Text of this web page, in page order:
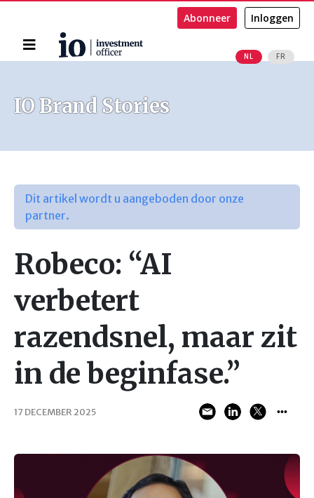
Home
NL FR
Abonneer Inloggen
IO Brand Stories
Dit artikel wordt u aangeboden door onze
partner.
Robeco: “AI
verbetert
razendsnel, maar zit
in de beginfase.”
17 DECEMBER 2025